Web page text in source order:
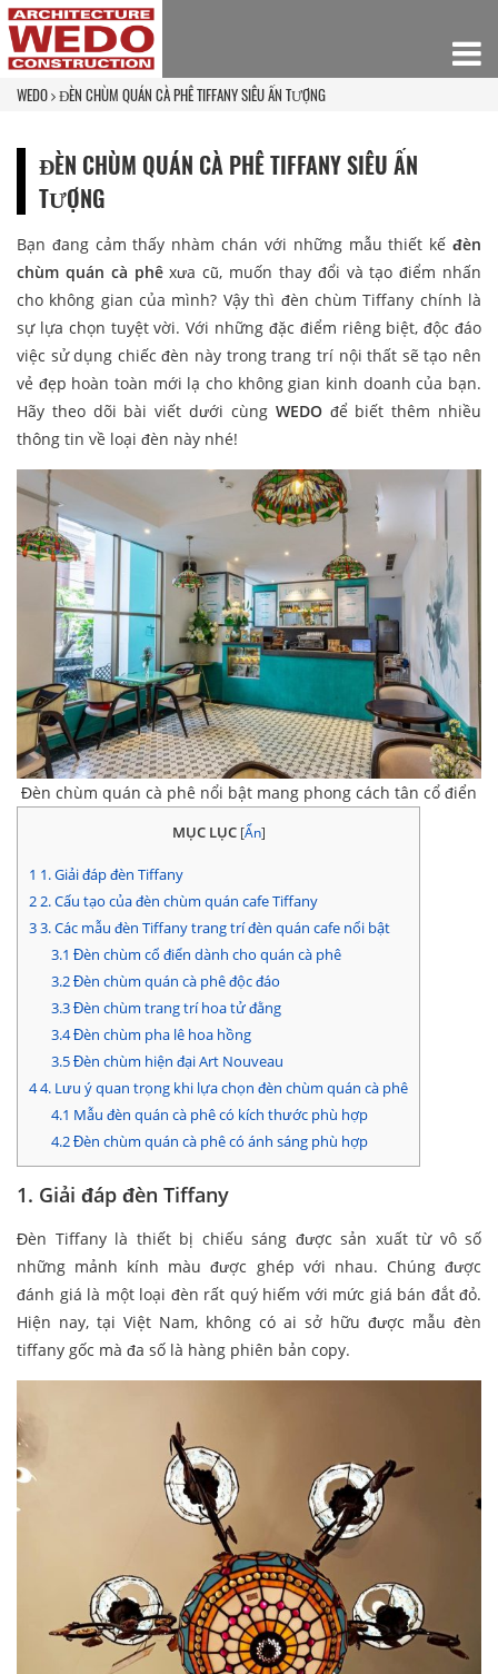
WEDO ĐÈN CHÙM QUÁN CÀ PHÊ TIFFANY SIÊU ẤN TƯỢNG
ĐÈN CHÙM QUÁN CÀ PHÊ TIFFANY SIÊU ẤN
TƯỢNG
Bạn đang cảm thấy nhàm chán với những mẫu thiết kế đèn
chùm quán cà phêxưa cũ, muốn thay đổi và tạo điểm nhấn
cho không gian của mình? Vậy thì đèn chùm Tiffany chính là
sự lựa chọn tuyệt vời. Với những đặc điểm riêng biệt, độc đáo
việc sử dụng chiếc đèn này trong trang trí nội thất sẽ tạo nên
vẻ đẹp hoàn toàn mới lạ cho không gian kinh doanh của bạn.
Hãy theo dõi bài viết dưới cùng WEDOđể biết thêm nhiều
thông tin về loại đèn này nhé!
Đèn chùm quán cà phê nổi bật mang phong cách tân cổ điển
MỤC LỤC [Ẩn]
1 1. Giải đáp đèn Tiffany
22. Cấu tạo của đèn chùm quán cafe Tiffany
33. Các mẫu đèn Tiffany trang trí đèn quán cafe nổi bật
3.1 Đèn chùm cổ điển dành cho quán cà phê
3.2Đèn chùm quán cà phê độc đáo
3.3Đèn chùm trang trí hoa tử đằng
3.4Đèn chùm pha lê hoa hồng
3.5Đèn chùm hiện đại Art Nouveau
44. Lưu ý quan trọng khi lựa chọn đèn chùm quán cà phê
4.1 Mẫu đèn quán cà phê có kích thước phù hợp
4.2Đèn chùm quán cà phê có ánh sáng phù hợp
1. Giải đáp đèn Tiffany
Đèn Tiffany là thiết bị chiếu sáng được sản xuất từ vô số
những mảnh kính màu được ghép với nhau. Chúng được
đánh giá là một loại đèn rất quý hiếm với mức giá bán đắt đỏ.
Hiện nay, tại Việt Nam, không có ai sở hữu được mẫu đèn
tiffany gốc mà đa số là hàng phiên bản copy.